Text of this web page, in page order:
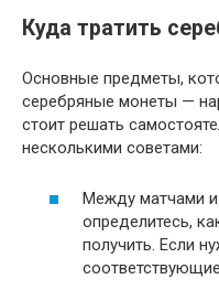
Куда тратить
Основные предметы,
серебряные монеты —
стоит решать
несколькими советами:
Между матчами
определитесь,
получить. Если